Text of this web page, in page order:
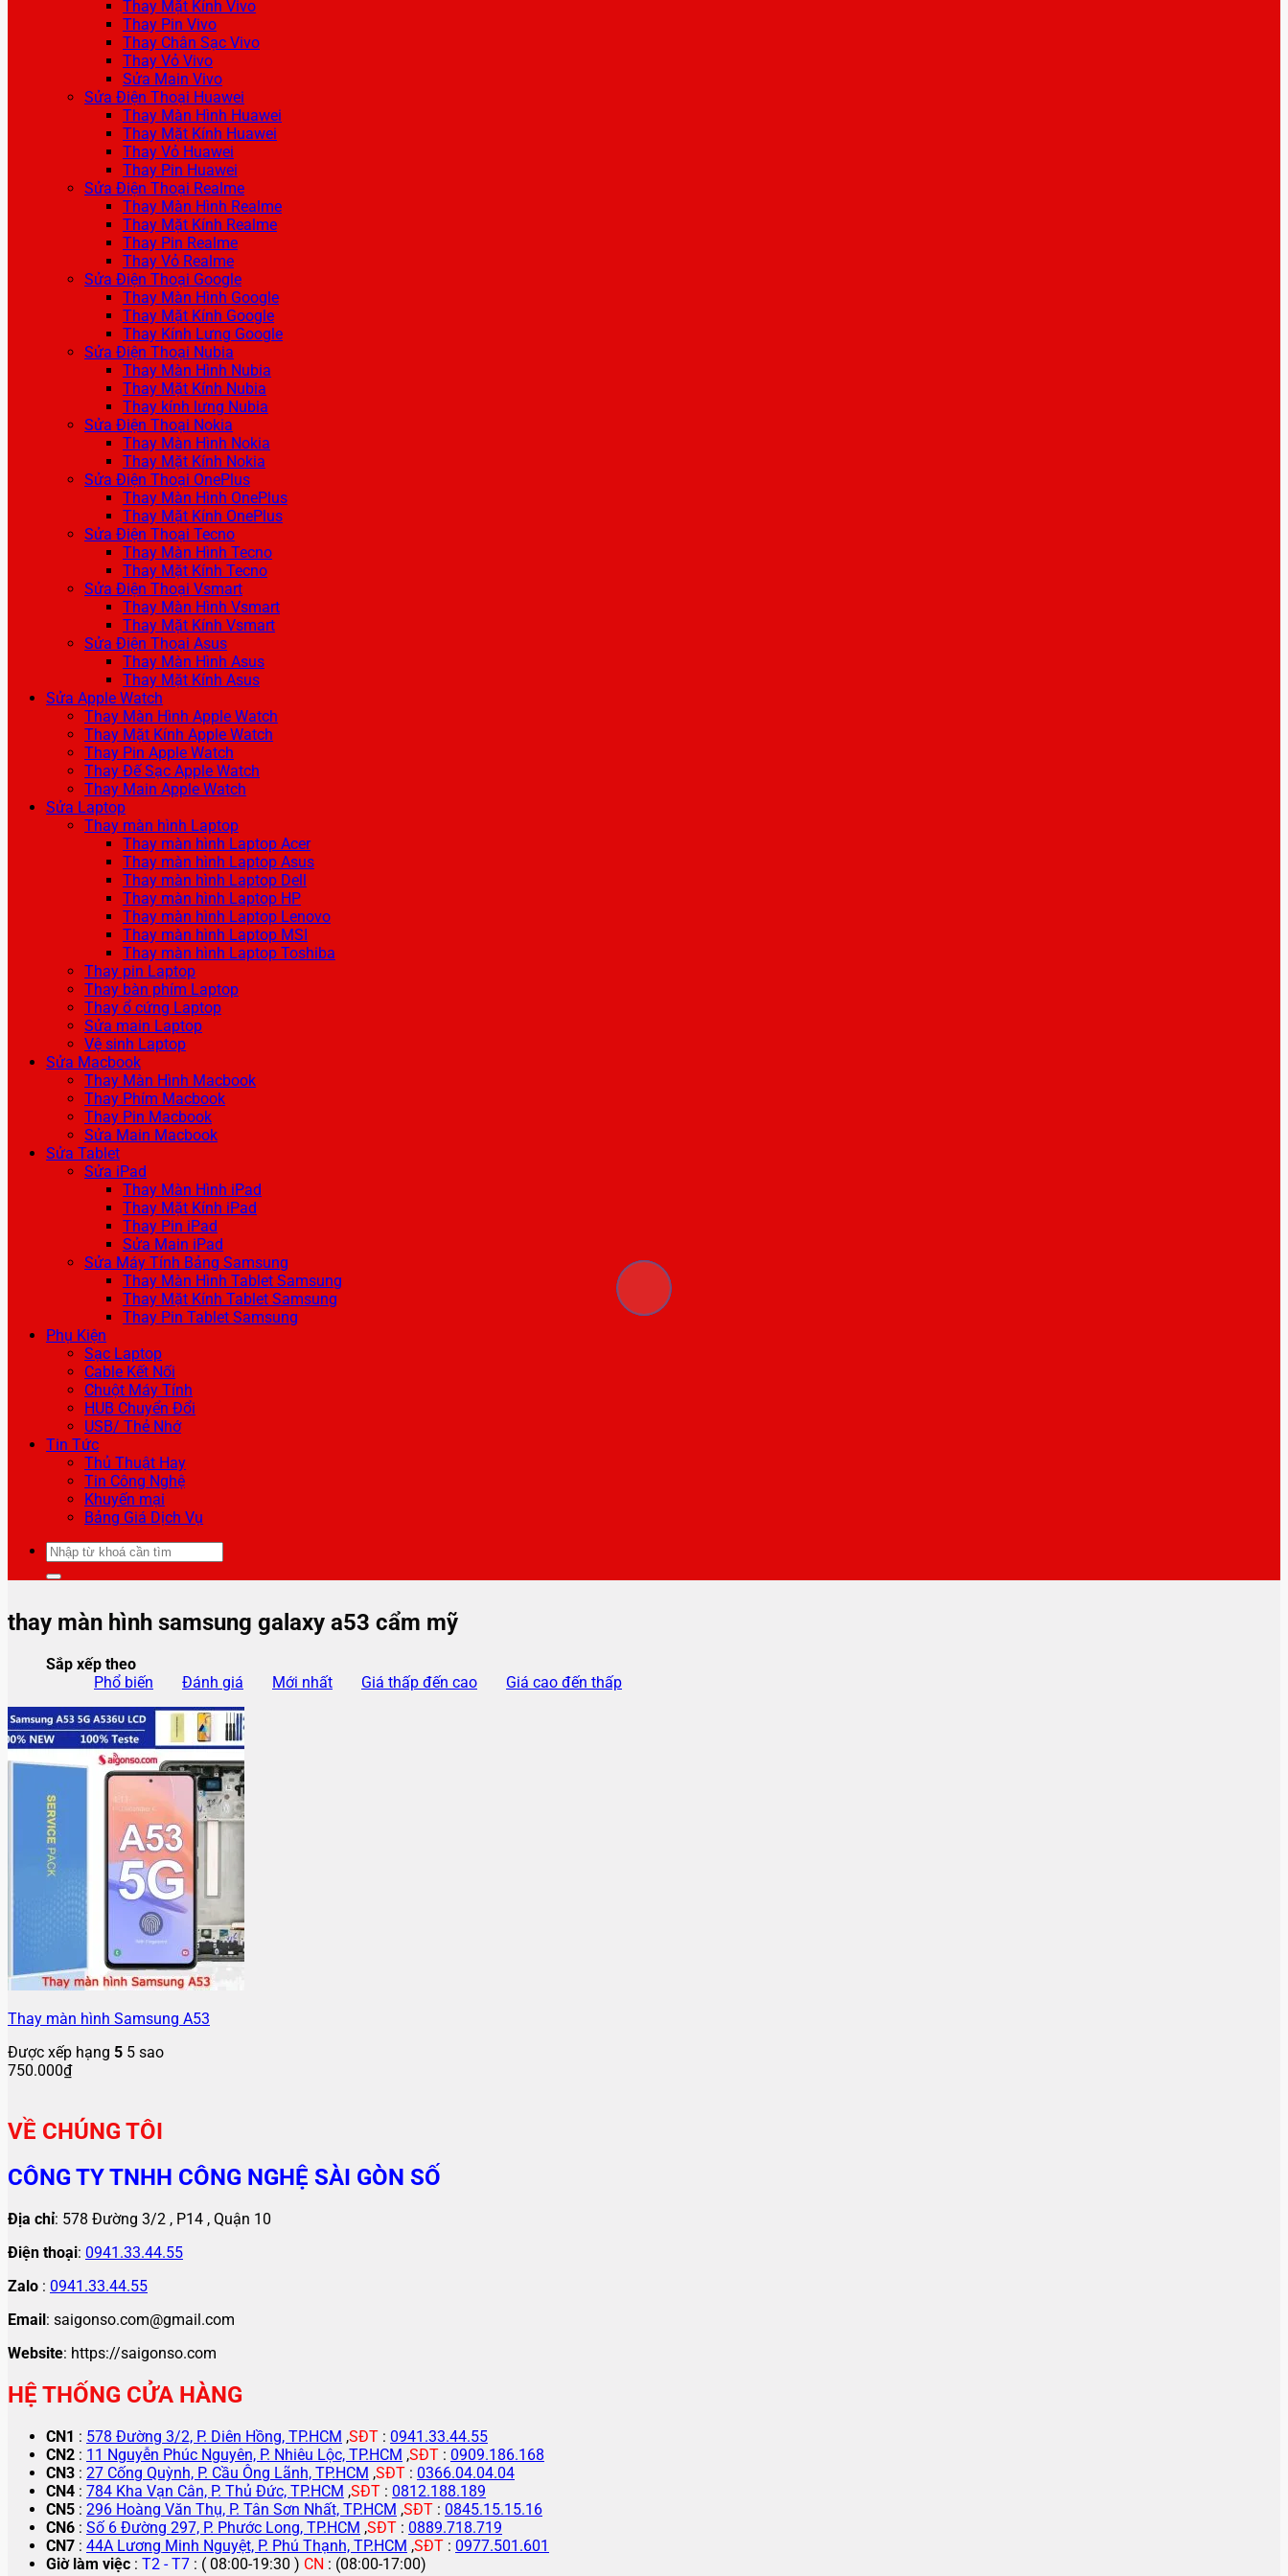
Thay Mặt Kính Vivo
Thay Pin Vivo
Thay Chân Sạc Vivo
Thay Vỏ Vivo
Sửa Main Vivo
Sửa Điện Thoại Huawei
Thay Màn Hình Huawei
Thay Mặt Kính Huawei
Thay Vỏ Huawei
Thay Pin Huawei
Sửa Điện Thoại Realme
Thay Màn Hình Realme
Thay Mặt Kính Realme
Thay Pin Realme
Thay Vỏ Realme
Sửa Điện Thoại Google
Thay Màn Hình Google
Thay Mặt Kính Google
Thay Kính Lưng Google
Sửa Điện Thoại Nubia
Thay Màn Hình Nubia
Thay Mặt Kính Nubia
Thay kính lưng Nubia
Sửa Điện Thoại Nokia
Thay Màn Hình Nokia
Thay Mặt Kính Nokia
Sửa Điện Thoại OnePlus
Thay Màn Hình OnePlus
Thay Mặt Kính OnePlus
Sửa Điện Thoại Tecno
Thay Màn Hình Tecno
Thay Mặt Kính Tecno
Sửa Điện Thoại Vsmart
Thay Màn Hình Vsmart
Thay Mặt Kính Vsmart
Sửa Điện Thoại Asus
Thay Màn Hình Asus
Thay Mặt Kính Asus
Sửa Apple Watch
Thay Màn Hình Apple Watch
Thay Mặt Kính Apple Watch
Thay Pin Apple Watch
Thay Đế Sạc Apple Watch
Thay Main Apple Watch
Sửa Laptop
Thay màn hình Laptop
Thay màn hình Laptop Acer
Thay màn hình Laptop Asus
Thay màn hình Laptop Dell
Thay màn hình Laptop HP
Thay màn hình Laptop Lenovo
Thay màn hình Laptop MSI
Thay màn hình Laptop Toshiba
Thay pin Laptop
Thay bàn phím Laptop
Thay ổ cứng Laptop
Sửa main Laptop
Vệ sinh Laptop
Sửa Macbook
Thay Màn Hình Macbook
Thay Phím Macbook
Thay Pin Macbook
Sửa Main Macbook
Sửa Tablet
Sửa iPad
Thay Màn Hình iPad
Thay Mặt Kính iPad
Thay Pin iPad
Sửa Main iPad
Sửa Máy Tính Bảng Samsung
Thay Màn Hình Tablet Samsung
Thay Mặt Kính Tablet Samsung
Thay Pin Tablet Samsung
Phụ Kiện
Sạc Laptop
Cable Kết Nối
Chuột Máy Tính
HUB Chuyển Đổi
USB/ Thẻ Nhớ
Tin Tức
Thủ Thuật Hay
Tin Công Nghệ
Khuyến mại
Bảng Giá Dịch Vụ
Tìm
kiếm:
thay màn hình samsung galaxy a53 cẩm mỹ
Sắp xếp theo
Phổ biến
Đánh giá Mới nhất Giá thấp đến cao Giá cao đến thấp
Thay màn hình Samsung A53
Được xếp hạng 5 5 sao
750.000₫
VỀ CHÚNG TÔI
CÔNG TY TNHH CÔNG NGHỆ SÀI GÒN SỐ
Địa chỉ: 578 Đường 3/2 , P14 , Quận 10
Điện thoại: 0941.33.44.55
Zalo : 0941.33.44.55
Email: saigonso.com@gmail.com
Website: https://saigonso.com
HỆ THỐNG CỬA HÀNG
CN1 : 578 Đường 3/2, P. Diên Hồng, TP.HCM ,SĐT : 0941.33.44.55
CN2 : 11 Nguyễn Phúc Nguyên, P. Nhiêu Lộc, TP.HCM ,SĐT : 0909.186.168
CN3 : 27 Cống Quỳnh, P. Cầu Ông Lãnh, TP.HCM ,SĐT : 0366.04.04.04
CN4 : 784 Kha Vạn Cân, P. Thủ Đức, TP.HCM ,SĐT : 0812.188.189
CN5 : 296 Hoàng Văn Thụ, P. Tân Sơn Nhất, TP.HCM ,SĐT : 0845.15.15.16
CN6 : Số 6 Đường 297, P. Phước Long, TP.HCM ,SĐT : 0889.718.719
CN7 : 44A Lương Minh Nguyệt, P. Phú Thạnh, TP.HCM ,SĐT : 0977.501.601
Giờ làm việc : T2 - T7 : ( 08:00-19:30 ) CN : (08:00-17:00)